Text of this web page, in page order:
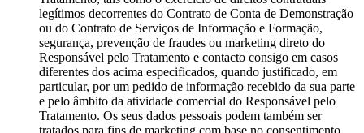
legítimos decorrentes do Contrato de Conta de Demonstração
ou do Contrato de Serviços de Informação e Formação,
segurança, prevenção de fraudes ou marketing direto do
Responsável pelo Tratamento e contacto consigo em casos
diferentes dos acima especificados, quando justificado, em
particular, por um pedido de informação recebido da sua parte
e pelo âmbito da atividade comercial do Responsável pelo
Tratamento. Os seus dados pessoais podem também ser
tratados para fins de marketing com base no consentimento